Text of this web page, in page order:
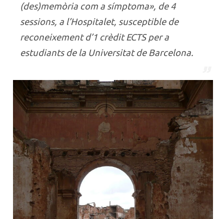
(des)memòria com a símptoma», de 4
sessions, a l’Hospitalet, susceptible de
reconeixement d’1 crèdit ECTS per a
estudiants de la Universitat de Barcelona.